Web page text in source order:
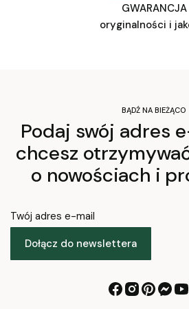
GWARANCJA
oryginalności i
BĄDŹ NA BIEŻĄCO
Podaj swój adres
chcesz
o nowościach i
Twój adres e-mail
Dołącz do newslettera